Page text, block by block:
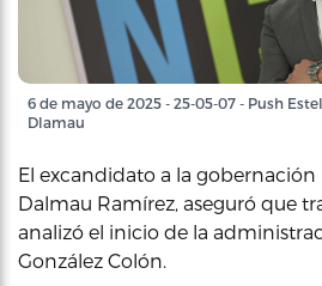
6 de mayo de 2025 - 25-05-07 - Push
Dlamau
El excandidato a la gobernación
Dalmau Ramírez, aseguró que
analizó el inicio de la
González Colón.